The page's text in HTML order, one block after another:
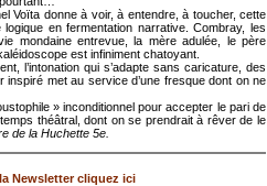
Voïta donne à voir, à entendre, à toucher, cette
en fermentation narrative. Combray, les
mondaine entrevue, la mère adulée, le père
est infiniment chatoyant.
l’intonation qui s’adapte sans caricature, des
inspiré met au service d’une fresque dont on ne
» inconditionnel pour accepter le pari de
théâtral, dont on se prendrait à rêver de le
de la Huchette 5e.
Newsletter cliquez ici